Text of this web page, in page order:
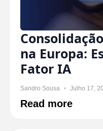
na Europa:
Fator IA
Sandro Sousa Julho 17,
Read more